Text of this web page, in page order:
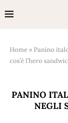
Home » Panino
cos’è l’hero
PANINO
NEGLI